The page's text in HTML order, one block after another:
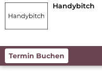
Handybitch
Termin Buchen